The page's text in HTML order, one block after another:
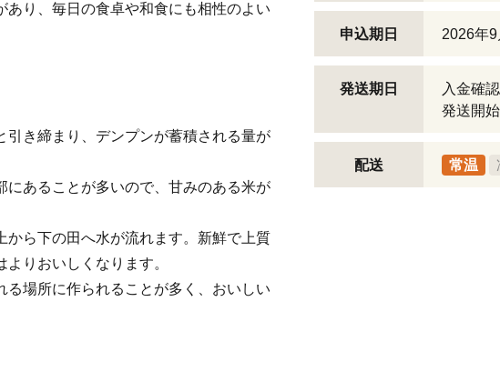
あり、毎日の食卓や和食にも相性のよい
引き締まり、デンプンが蓄積される量が
にあることが多いので、甘みのある米が
から下の田へ水が流れます。新鮮で上質
りおいしくなります。
る場所に作られることが多く、おいしい
申込期日 2026年
発送期日
入金確
発送開
配送 常温